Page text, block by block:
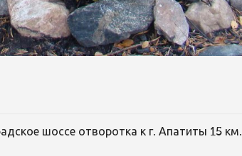
шоссе отворотка к г. Апатиты 15 км.